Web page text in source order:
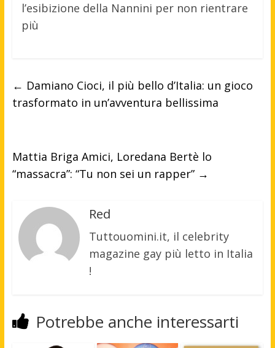
l’esibizione della Nannini per non rientrare
più
← Damiano Cioci, il più bello d’Italia: un gioco
trasformato in un’avventura bellissima
Mattia Briga Amici, Loredana Bertè lo
“massacra”: “Tu non sei un rapper” →
Red
Tuttouomini.it, il celebrity
magazine gay più letto in Italia
!
Potrebbe anche interessarti